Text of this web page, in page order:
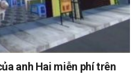
anh Hai miễn phí trên